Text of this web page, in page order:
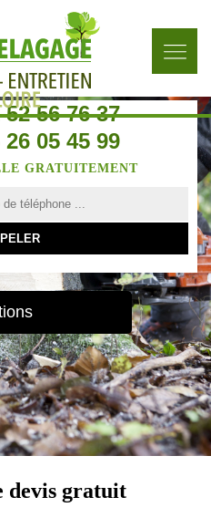
52 56 76 37
26 05 45 99
GRATUITEMENT
devis gratuit